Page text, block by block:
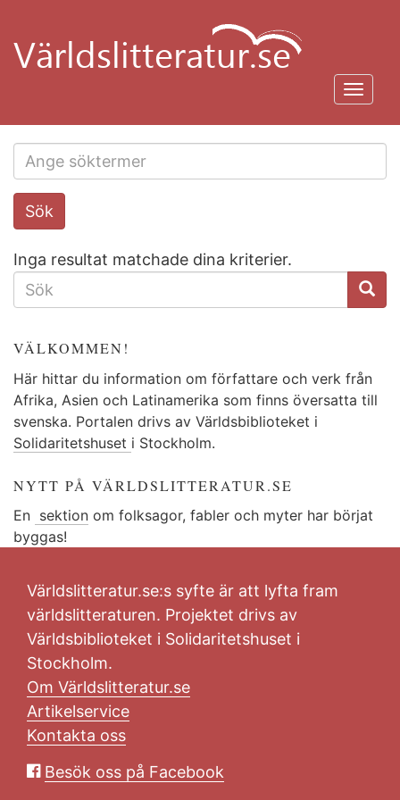
huvudinnehåll
Search
this
Sök
Inga resultat matchade dina kriterier.
SÖKFORMULÄR
VÄLKOMMEN!
Här hittar du information om författare och verk från
Afrika, Asien och Latinamerika som finns översatta till
svenska. Portalen drivs av Världsbiblioteket i
Solidaritetshuset i Stockholm.
NYTT PÅ VÄRLDSLITTERATUR.SE
En sektion om folksagor, fabler och myter har börjat
byggas!
Världslitteratur.se:s syfte är att lyfta fram
världslitteraturen. Projektet drivs av
Världsbiblioteket i Solidaritetshuset i
Stockholm.
Om Världslitteratur.se
Artikelservice
Kontakta oss
Besök oss på Facebook